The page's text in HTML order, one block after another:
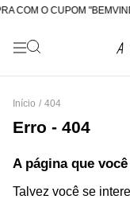
COM O CUPOM
Início / 404
Erro - 404
A página que
Talvez você se